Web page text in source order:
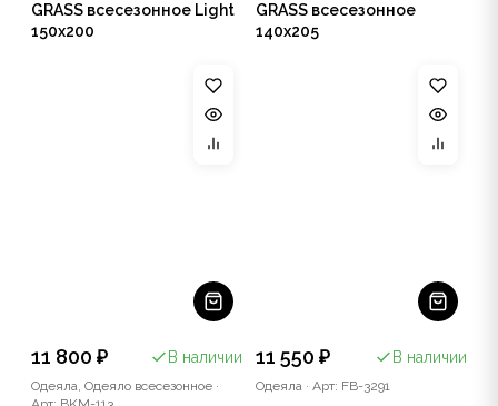
GRASS всесезонное Light
150x200
GRASS всесезонное
140x205
11 800 ₽ В наличии
Одеяла, Одеяло всесезонное ·
11 550 ₽ В наличии
Одеяла · Арт: FB-3291